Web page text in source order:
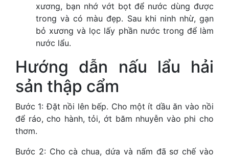
xương, bạn nhớ vớt bọt để nước dùng được
trong và có màu đẹp. Sau khi ninh nhừ, gạn
bỏ xương và lọc lấy phần nước trong để làm
nước lẩu.
Hướng dẫn nấu lẩu hải
sản thập cẩm
Bước 1: Đặt nồi lên bếp. Cho một ít dầu ăn vào nồi
để ráo, cho hành, tỏi, ớt băm nhuyễn vào phi cho
thơm.
Bước 2: Cho cà chua, dứa và nấm đã sơ chế vào